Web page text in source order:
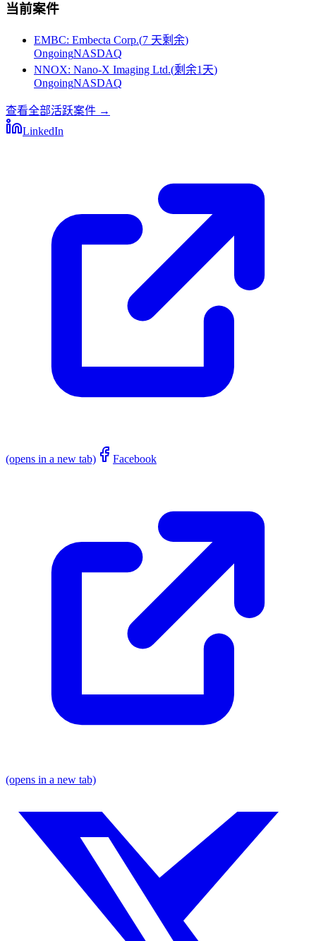
当前案件
EMBC: Embecta Corp.(7 天剩余)
OngoingNASDAQ
NNOX: Nano-X Imaging Ltd.(剩余1天)
OngoingNASDAQ
查看全部活跃案件 →
LinkedIn
(opens in a new tab) Facebook
(opens in a new tab)